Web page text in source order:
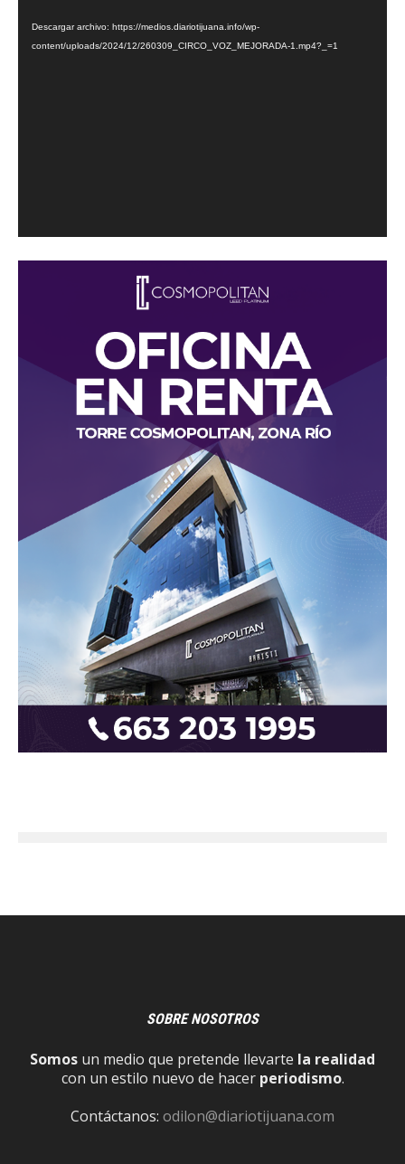
Descargar archivo: https://medios.diariotijuana.info/wp-
content/uploads/2024/12/260309_CIRCO_VOZ_MEJORADA-1.mp4?_=1
SOBRE NOSOTROS
Somos un medio que pretende llevarte la realidad
con un estilo nuevo de hacer periodismo.
Contáctanos: odilon@diariotijuana.com